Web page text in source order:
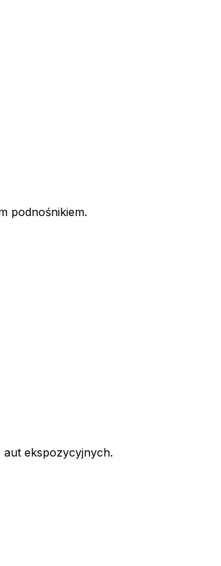
podnośnikiem.
ekspozycyjnych.